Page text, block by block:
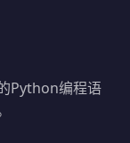
Python编程语